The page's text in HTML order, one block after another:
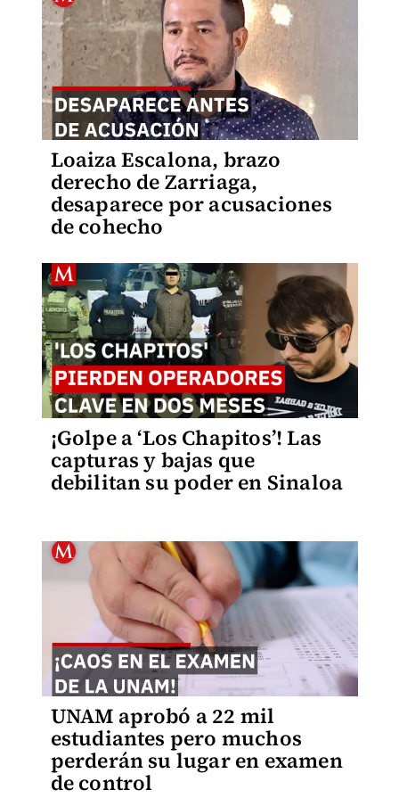
Loaiza Escalona, brazo
derecho de Zarriaga,
desaparece por acusaciones
de cohecho
¡Golpe a ‘Los Chapitos’! Las
capturas y bajas que
debilitan su poder en Sinaloa
UNAM aprobó a 22 mil
estudiantes pero muchos
perderán su lugar en examen
de control